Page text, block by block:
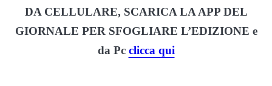
DA CELLULARE, SCARICA LA APP DEL
GIORNALE PER SFOGLIARE L’EDIZIONE e
da Pc clicca qui